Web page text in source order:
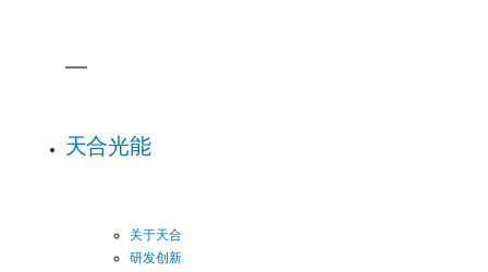
天合光能
关于天合
研发创新